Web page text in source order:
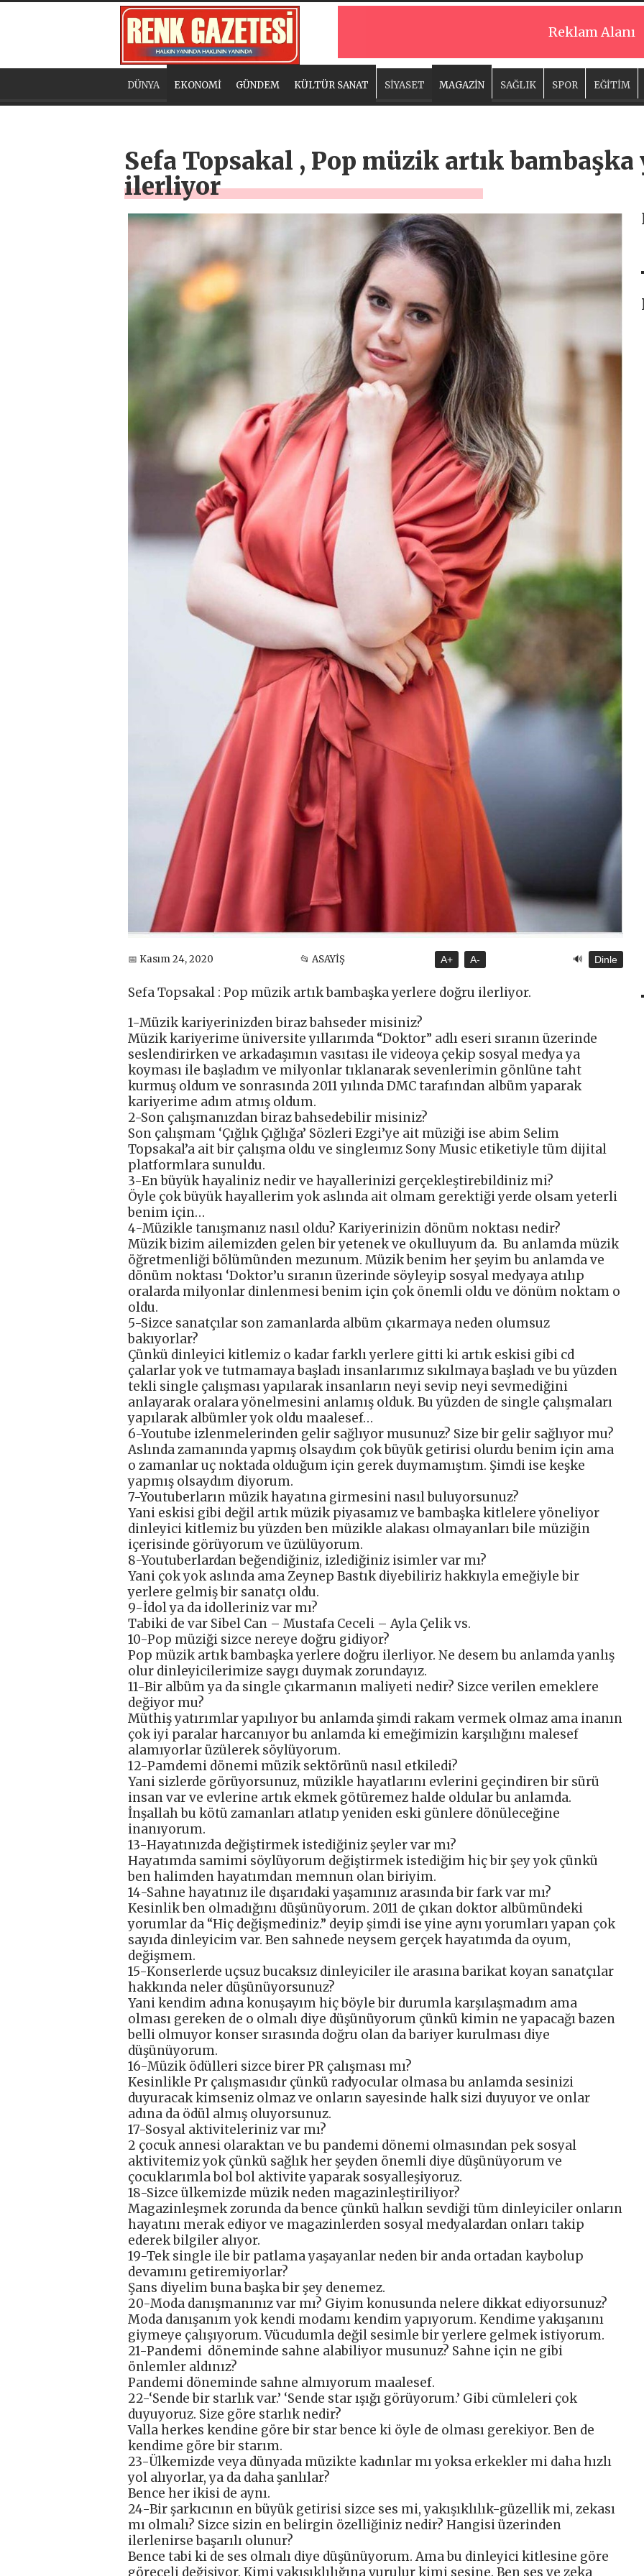
Reklam Alanı
DÜNYA EKONOMİ GÜNDEM KÜLTÜR SANAT SİYASET MAGAZİN SAĞLIK SPOR EĞİTİM
Sefa Topsakal , Pop müzik artık
ilerliyor
📅 Kasım 24, 2020 📂 ASAYİŞ A+ A- 🔊 Dinle
Sefa Topsakal : Pop müzik artık bambaşka yerlere doğru ilerliyor.
1-Müzik kariyerinizden biraz bahseder misiniz?
Müzik kariyerime üniversite yıllarımda “Doktor” adlı eseri sıranın üzerinde
seslendirirken ve arkadaşımın vasıtası ile videoya çekip sosyal medya ya
koyması ile başladım ve milyonlar tıklanarak sevenlerimin gönlüne taht
kurmuş oldum ve sonrasında 2011 yılında DMC tarafından albüm yaparak
kariyerime adım atmış oldum.
2-Son çalışmanızdan biraz bahsedebilir misiniz?
Son çalışmam ‘Çığlık Çığlığa’ Sözleri Ezgi’ye ait müziği ise abim Selim
Topsakal’a ait bir çalışma oldu ve singleımız Sony Music etiketiyle tüm dijital
platformlara sunuldu.
3-En büyük hayaliniz nedir ve hayallerinizi gerçekleştirebildiniz mi?
Öyle çok büyük hayallerim yok aslında ait olmam gerektiği yerde olsam yeterli
benim için…
4-Müzikle tanışmanız nasıl oldu? Kariyerinizin dönüm noktası nedir?
Müzik bizim ailemizden gelen bir yetenek ve okulluyum da. Bu anlamda müzik
öğretmenliği bölümünden mezunum. Müzik benim her şeyim bu anlamda ve
dönüm noktası ‘Doktor’u sıranın üzerinde söyleyip sosyal medyaya atılıp
oralarda milyonlar dinlenmesi benim için çok önemli oldu ve dönüm noktam o
oldu.
5-Sizce sanatçılar son zamanlarda albüm çıkarmaya neden olumsuz
bakıyorlar?
Çünkü dinleyici kitlemiz o kadar farklı yerlere gitti ki artık eskisi gibi cd
çalarlar yok ve tutmamaya başladı insanlarımız sıkılmaya başladı ve bu yüzden
tekli single çalışması yapılarak insanların neyi sevip neyi sevmediğini
anlayarak oralara yönelmesini anlamış olduk. Bu yüzden de single çalışmaları
yapılarak albümler yok oldu maalesef…
6-Youtube izlenmelerinden gelir sağlıyor musunuz? Size bir gelir sağlıyor mu?
Aslında zamanında yapmış olsaydım çok büyük getirisi olurdu benim için ama
o zamanlar uç noktada olduğum için gerek duymamıştım. Şimdi ise keşke
yapmış olsaydım diyorum.
7-Youtuberların müzik hayatına girmesini nasıl buluyorsunuz?
Yani eskisi gibi değil artık müzik piyasamız ve bambaşka kitlelere yöneliyor
dinleyici kitlemiz bu yüzden ben müzikle alakası olmayanları bile müziğin
içerisinde görüyorum ve üzülüyorum.
8-Youtuberlardan beğendiğiniz, izlediğiniz isimler var mı?
Yani çok yok aslında ama Zeynep Bastık diyebiliriz hakkıyla emeğiyle bir
yerlere gelmiş bir sanatçı oldu.
9-İdol ya da idolleriniz var mı?
Tabiki de var Sibel Can – Mustafa Ceceli – Ayla Çelik vs.
10-Pop müziği sizce nereye doğru gidiyor?
Pop müzik artık bambaşka yerlere doğru ilerliyor. Ne desem bu anlamda yanlış
olur dinleyicilerimize saygı duymak zorundayız.
11-Bir albüm ya da single çıkarmanın maliyeti nedir? Sizce verilen emeklere
değiyor mu?
Müthiş yatırımlar yapılıyor bu anlamda şimdi rakam vermek olmaz ama inanın
çok iyi paralar harcanıyor bu anlamda ki emeğimizin karşılığını malesef
alamıyorlar üzülerek söylüyorum.
12-Pamdemi dönemi müzik sektörünü nasıl etkiledi?
Yani sizlerde görüyorsunuz, müzikle hayatlarını evlerini geçindiren bir sürü
insan var ve evlerine artık ekmek götüremez halde oldular bu anlamda.
İnşallah bu kötü zamanları atlatıp yeniden eski günlere dönüleceğine
inanıyorum.
13-Hayatınızda değiştirmek istediğiniz şeyler var mı?
Hayatımda samimi söylüyorum değiştirmek istediğim hiç bir şey yok çünkü
ben halimden hayatımdan memnun olan biriyim.
14-Sahne hayatınız ile dışarıdaki yaşamınız arasında bir fark var mı?
Kesinlik ben olmadığını düşünüyorum. 2011 de çıkan doktor albümündeki
yorumlar da “Hiç değişmediniz.” deyip şimdi ise yine aynı yorumları yapan çok
sayıda dinleyicim var. Ben sahnede neysem gerçek hayatımda da oyum,
değişmem.
15-Konserlerde uçsuz bucaksız dinleyiciler ile arasına barikat koyan sanatçılar
hakkında neler düşünüyorsunuz?
Yani kendim adına konuşayım hiç böyle bir durumla karşılaşmadım ama
olması gereken de o olmalı diye düşünüyorum çünkü kimin ne yapacağı bazen
belli olmuyor konser sırasında doğru olan da bariyer kurulması diye
düşünüyorum.
16-Müzik ödülleri sizce birer PR çalışması mı?
Kesinlikle Pr çalışmasıdır çünkü radyocular olmasa bu anlamda sesinizi
duyuracak kimseniz olmaz ve onların sayesinde halk sizi duyuyor ve onlar
adına da ödül almış oluyorsunuz.
17-Sosyal aktiviteleriniz var mı?
2 çocuk annesi olaraktan ve bu pandemi dönemi olmasından pek sosyal
aktivitemiz yok çünkü sağlık her şeyden önemli diye düşünüyorum ve
çocuklarımla bol bol aktivite yaparak sosyalleşiyoruz.
18-Sizce ülkemizde müzik neden magazinleştiriliyor?
Magazinleşmek zorunda da bence çünkü halkın sevdiği tüm dinleyiciler onların
hayatını merak ediyor ve magazinlerden sosyal medyalardan onları takip
ederek bilgiler alıyor.
19-Tek single ile bir patlama yaşayanlar neden bir anda ortadan kaybolup
devamını getiremiyorlar?
Şans diyelim buna başka bir şey denemez.
20-Moda danışmanınız var mı? Giyim konusunda nelere dikkat ediyorsunuz?
Moda danışanım yok kendi modamı kendim yapıyorum. Kendime yakışanını
giymeye çalışıyorum. Vücudumla değil sesimle bir yerlere gelmek istiyorum.
21-Pandemi döneminde sahne alabiliyor musunuz? Sahne için ne gibi
önlemler aldınız?
Pandemi döneminde sahne almıyorum maalesef.
22-‘Sende bir starlık var.’ ‘Sende star ışığı görüyorum.’ Gibi cümleleri çok
duyuyoruz. Size göre starlık nedir?
Valla herkes kendine göre bir star bence ki öyle de olması gerekiyor. Ben de
kendime göre bir starım.
23-Ülkemizde veya dünyada müzikte kadınlar mı yoksa erkekler mi daha hızlı
yol alıyorlar, ya da daha şanlılar?
Bence her ikisi de aynı.
24-Bir şarkıcının en büyük getirisi sizce ses mi, yakışıklılık-güzellik mi, zekası
mı olmalı? Sizce sizin en belirgin özelliğiniz nedir? Hangisi üzerinden
ilerlenirse başarılı olunur?
Bence tabi ki de ses olmalı diye düşünüyorum. Ama bu dinleyici kitlesine göre
göreceli değişiyor. Kimi yakışıklılığına vurulur kimi sesine. Ben ses ve zeka